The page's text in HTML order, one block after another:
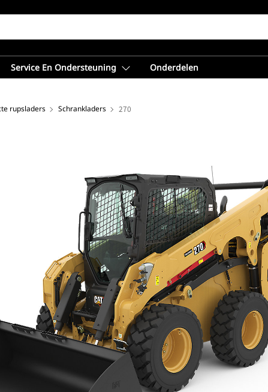
Service En Ondersteuning Onderdelen
rupsladers Schrankladers 270